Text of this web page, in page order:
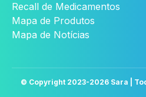
Recall de Medicamentos
Mapa de Produtos
Mapa de Notícias
© Copyright 2023-2026 Sara |